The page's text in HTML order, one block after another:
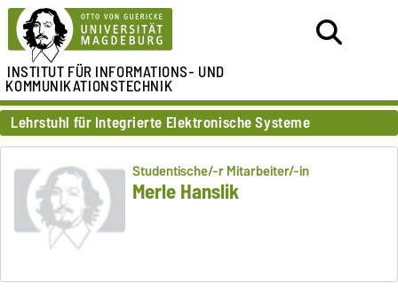
INSTITUT FÜRINFORMATIONS- UND
KOMMUNIKATIONSTECHNIK
Lehrstuhl für Integrierte Elektronische Systeme
Studentische/-r Mitarbeiter/-in
Merle Hanslik